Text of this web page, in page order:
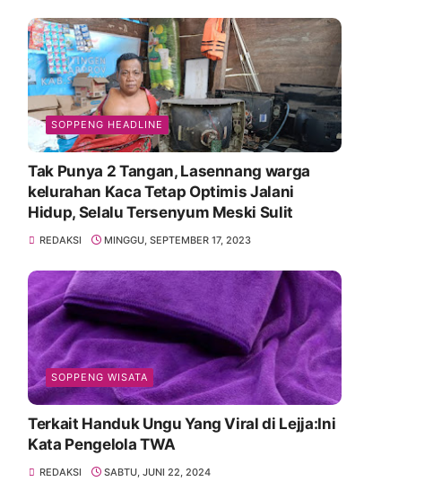
SOPPENG HEADLINE
Tak Punya 2 Tangan, Lasennang warga
kelurahan Kaca Tetap Optimis Jalani
Hidup, Selalu Tersenyum Meski Sulit
REDAKSI MINGGU, SEPTEMBER 17, 2023
SOPPENG WISATA
Terkait Handuk Ungu Yang Viral di Lejja:Ini
Kata Pengelola TWA
REDAKSI SABTU, JUNI 22, 2024